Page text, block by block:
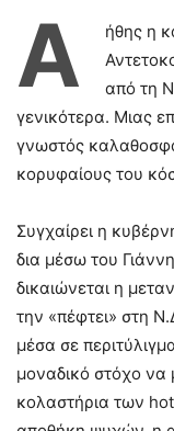
Α
ήθης η
από τη
γενικότερα. Μιας
γνωστός
κορυφαίους του
Συγχαίρει η
δια μέσω του
δικαιώνεται η
την «πέφτει» στη
μέσα σε
μοναδικό στόχο
κολαστήρια των